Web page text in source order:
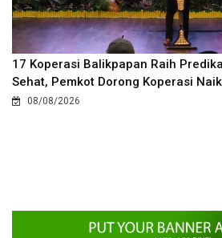
17 Koperasi Balikpapan Raih
Sehat, Pemkot Dorong Koperasi
08/08/2026